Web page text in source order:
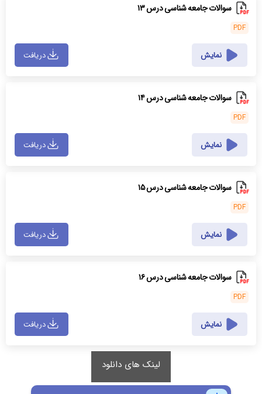
سوالات جامعه شناسی درس ۱۳
PDF
نمایش دریافت
سوالات جامعه شناسی درس ۱۴
PDF
نمایش دریافت
سوالات جامعه شناسی درس ۱۵
PDF
نمایش دریافت
سوالات جامعه شناسی درس ۱۶
PDF
نمایش دریافت
لینک های دانلود